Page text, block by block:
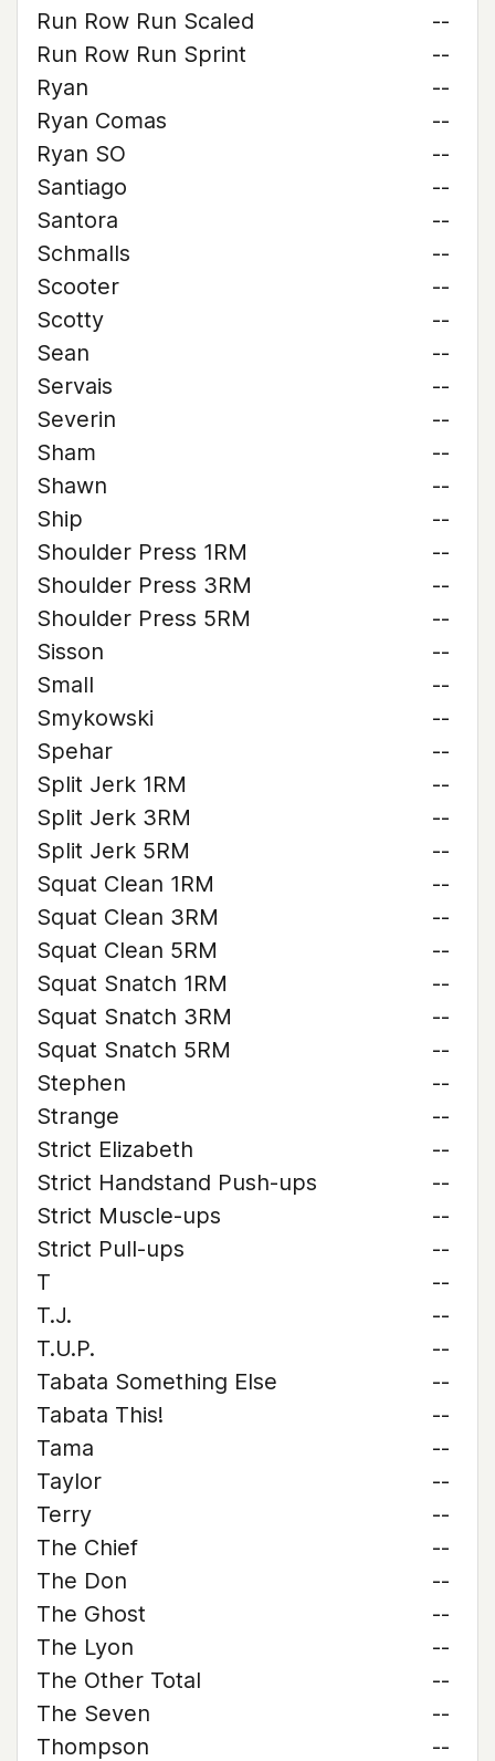
Run Row Run Scaled
--
Run Row Run Sprint
--
Ryan
--
Ryan Comas
--
Ryan SO
--
Santiago
--
Santora
--
Schmalls
--
Scooter
--
Scotty
--
Sean
--
Servais
--
Severin
--
Sham
--
Shawn
--
Ship
--
Shoulder Press 1RM
--
Shoulder Press 3RM
--
Shoulder Press 5RM
--
Sisson
--
Small
--
Smykowski
--
Spehar
--
Split Jerk 1RM
--
Split Jerk 3RM
--
Split Jerk 5RM
--
Squat Clean 1RM
--
Squat Clean 3RM
--
Squat Clean 5RM
--
Squat Snatch 1RM
--
Squat Snatch 3RM
--
Squat Snatch 5RM
--
Stephen
--
Strange
--
Strict Elizabeth
--
Strict Handstand Push-ups
--
Strict Muscle-ups
--
Strict Pull-ups
--
T
--
T.J.
--
T.U.P.
--
Tabata Something Else
--
Tabata This!
--
Tama
--
Taylor
--
Terry
--
The Chief
--
The Don
--
The Ghost
--
The Lyon
--
The Other Total
--
The Seven
--
Thompson
--